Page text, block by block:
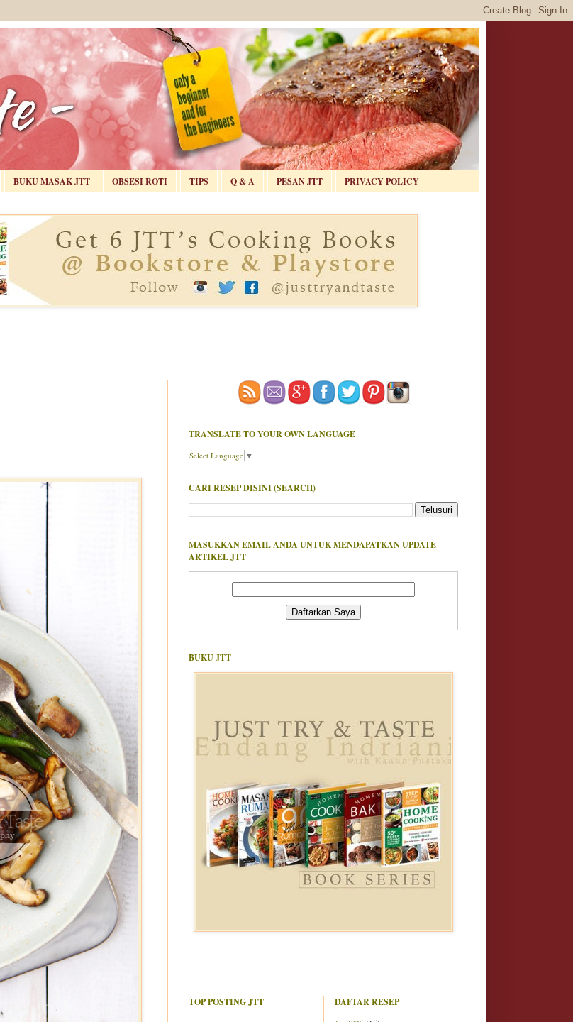
BUKU MASAK JTT OBSESI ROTI TIPS Q & A PESAN JTT PRIVACY POLICY
TRANSLATE TO YOUR OWN LANGUAGE
Select Language ▼
CARI RESEP DISINI (SEARCH)
MASUKKAN EMAIL ANDA UNTUK MENDAPATKAN UPDATE
ARTIKEL JTT
BUKU JTT
TOP POSTING JTT DAFTAR RESEP